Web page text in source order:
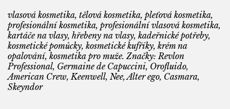
vlasová kosmetika, tělová kosmetika, pleťová kosmetika,
profesionální kosmetika, profesionální vlasová kosmetika,
kartáče na vlasy, hřebeny na vlasy, kadeřnické potřeby,
kosmetické pomůcky, kosmetické kufříky, krém na
opalování, kosmetika pro muže. Značky: Revlon
Professional, Germaine de Capuccini, Orofluido,
American Crew, Keenwell, Nee, Alter ego, Casmara,
Skeyndor